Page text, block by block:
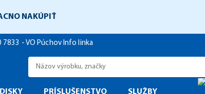
NAKÚPIŤ
7833 - VO Púchov Info linka
DISKY PRÍSLUŠENSTVO SLUŽBY